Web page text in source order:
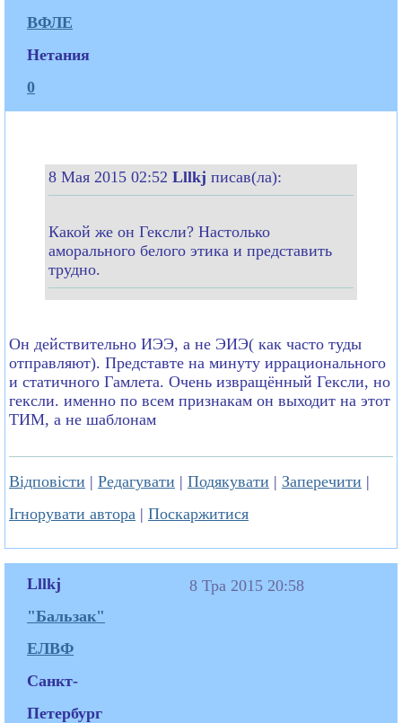
ВФЛЕ
Нетания
0
8 Мая 2015 02:52 Lllkj писав(ла):
Какой же он Гексли? Настолько
аморального белого этика и представить
трудно.
Он действительно ИЭЭ, а не ЭИЭ( как часто туды
отправляют). Представте на минуту иррационального
и статичного Гамлета. Очень извращённый Гексли, но
гексли. именно по всем признакам он выходит на этот
ТИМ, а не шаблонам
Відповісти | Редагувати | Подякувати | Заперечити |
Ігнорувати автора | Поскаржитися
Lllkj
"Бальзак"
ЕЛВФ
Санкт-
Петербург
8 Тра 2015 20:58